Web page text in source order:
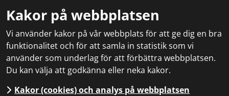
Kakor på webbplatsen
Vi använder kakor på vår webbplats för att ge dig en bra
funktionalitet och för att samla in statistik som vi
använder som underlag för att förbättra webbplatsen.
Du kan välja att godkänna eller neka kakor.
Kakor (cookies) och analys på webbplatsen